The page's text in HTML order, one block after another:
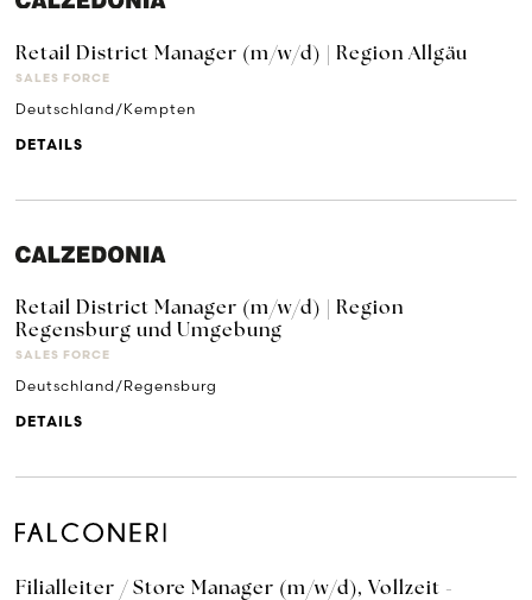
Retail District Manager (m/w/d) | Region Allgäu
SALES FORCE
Deutschland/Kempten
DETAILS
Retail District Manager (m/w/d) | Region
Regensburg und Umgebung
SALES FORCE
Deutschland/Regensburg
DETAILS
Filialleiter / Store Manager (m/w/d), Vollzeit -